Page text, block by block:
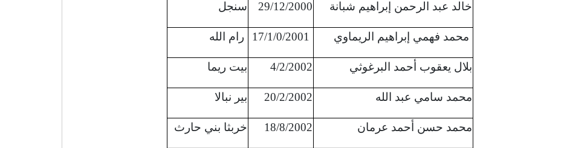
خالد عبد الرحمن إبراهيم شبانة 29/12/2000 سنجل
17/1/0/2001
بلال يعقوب أحمد البرغوثي 4/2/2002 بيت ريما
محمد سامي عبد الله 20/2/2002 بير نبالا
محمد حسن أحمد عرمان 18/8/2002 خربثا بني حارث